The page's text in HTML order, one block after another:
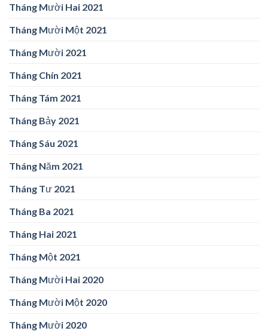
Tháng Mười Hai 2021
Tháng Mười Một 2021
Tháng Mười 2021
Tháng Chín 2021
Tháng Tám 2021
Tháng Bảy 2021
Tháng Sáu 2021
Tháng Năm 2021
Tháng Tư 2021
Tháng Ba 2021
Tháng Hai 2021
Tháng Một 2021
Tháng Mười Hai 2020
Tháng Mười Một 2020
Tháng Mười 2020